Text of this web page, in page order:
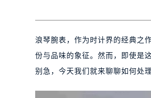
浪琴腕表，作为时计界的经典之
份与品味的象征。然而，即使是
别急，今天我们就来聊聊如何处